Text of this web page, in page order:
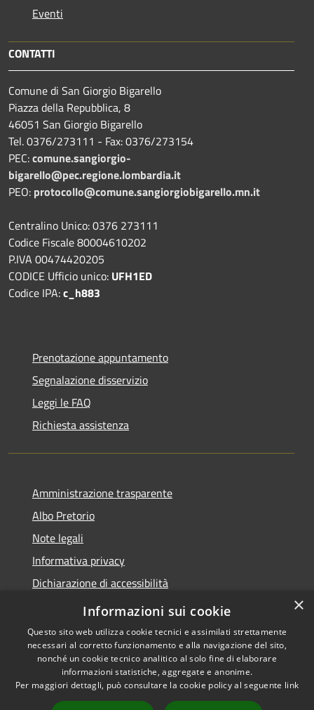
Eventi
CONTATTI
Comune di San Giorgio Bigarello
Piazza della Repubblica, 8
46051 San Giorgio Bigarello
Tel. 0376/273111 - Fax: 0376/273154
PEC:comune.sangiorgio-
bigarello@pec.regione.lombardia.it
PEO: protocollo@comune.sangiorgiobigarello.mn.it
Centralino Unico: 0376 273111
Codice Fiscale 80004610202
P.IVA 00474420205
CODICE Ufficio unico: UFH1ED
Codice IPA:c_h883
Prenotazione appuntamento
Segnalazione disservizio
Leggi le FAQ
Richiesta assistenza
Amministrazione trasparente
Albo Pretorio
Note legali
Informativa privacy
Dichiarazione di accessibilità
Obiettivi di accessibilità
Accessibilità
Copyright © 2026 • Comune di
San Giorgio Bigarello •
×
Informazioni sui cookie
Questo sito web utilizza cookie tecnici e assimilati strettamente
necessari al corretto funzionamento e alla navigazione del sito,
nonché un cookie tecnico analitico al solo fine di elaborare
informazioni statistiche, aggregate e anonime.
Per maggiori dettagli, può consultare la cookie policy al seguente link